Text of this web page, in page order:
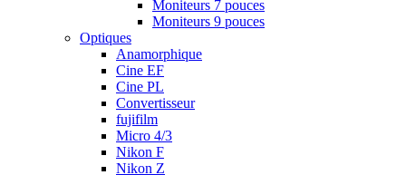
Moniteurs 7 pouces
Moniteurs 9 pouces
Optiques
Anamorphique
Cine EF
Cine PL
Convertisseur
fujifilm
Micro 4/3
Nikon F
Nikon Z